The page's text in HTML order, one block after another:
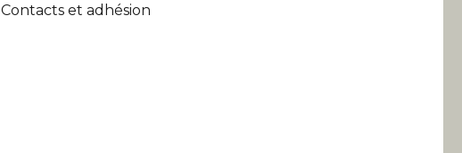
Contacts et adhésion